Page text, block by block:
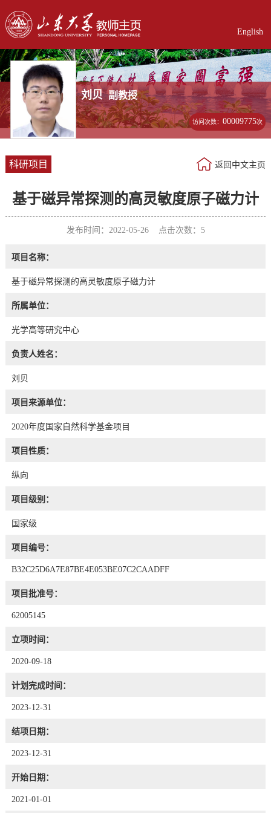
English
刘贝 副教授
访问次数：00009775次
科研项目 返回中文主页
基于磁异常探测的高灵敏度原子磁力计
发布时间：2022-05-26 点击次数： 5
项目名称：
基于磁异常探测的高灵敏度原子磁力计
所属单位：
光学高等研究中心
负责人姓名：
刘贝
项目来源单位：
2020年度国家自然科学基金项目
项目性质：
纵向
项目级别：
国家级
项目编号：
B32C25D6A7E87BE4E053BE07C2CAADFF
项目批准号：
62005145
立项时间：
2020-09-18
计划完成时间：
2023-12-31
结项日期：
2023-12-31
开始日期：
2021-01-01